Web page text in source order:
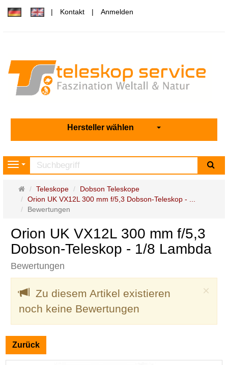
Kontakt Anmelden
Hersteller wählen
Navigation
Startseite
Teleskope
Dobson Teleskope
Orion UK VX12L 300 mm f/5,3 Dobson-Teleskop - ...
Bewertungen
Orion UK VX12L 300 mm f/5,3
Dobson-Teleskop - 1/8 Lambda
Bewertungen
×
Zu diesem Artikel existieren
noch keine Bewertungen
Zurück